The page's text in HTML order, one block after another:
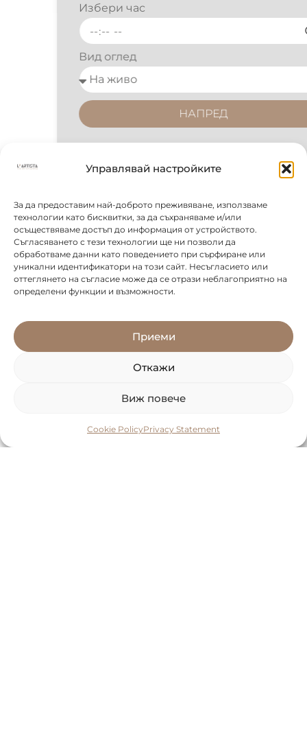
Управлявай настройките
За да предоставим най-доброто преживяване, използваме
технологии като бисквитки, за да съхраняваме и/или
осъществяваме достъп до информация от устройството.
Съгласяването с тези технологии ще ни позволи да
обработваме данни като поведението при сърфиране или
уникални идентификатори на този сайт. Несъгласието или
оттеглянето на съгласие може да се отрази неблагоприятно на
определени функции и възможности.
Приеми
Откажи
Виж повече
Cookie PolicyPrivacy Statement
Избери час
Вид оглед
НАПРЕД